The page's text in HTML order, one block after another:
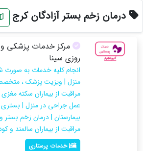
درمان زخم بستر آزادگان کرج
مرکز خدمات پزشکی و
روزی سینا
انجام کلیه خدمات به صورت
منزل | ویزیت پزشک ،
مراقبت از بیماران سکته
عمل جراحی در منزل | بستری
بیمارستان | درمان زخم بستر
مراقبت از بیماران سالمند و
خدمات پرستاری